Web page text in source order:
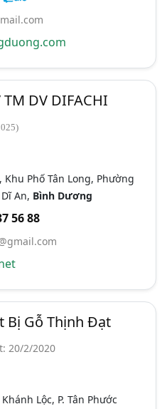
DV DIFACHI
Phố Tân Long, Phường
An, Bình Dương
56 88
Bị Gỗ Thịnh Đạt
20/2/2020
Lộc, P. Tân Phước